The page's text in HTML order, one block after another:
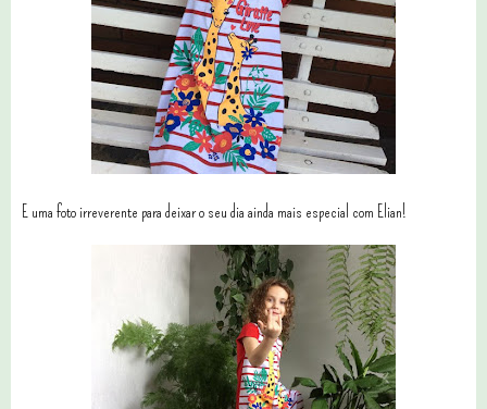
E uma foto irreverente para deixar o seu dia ainda mais especial com Elian!